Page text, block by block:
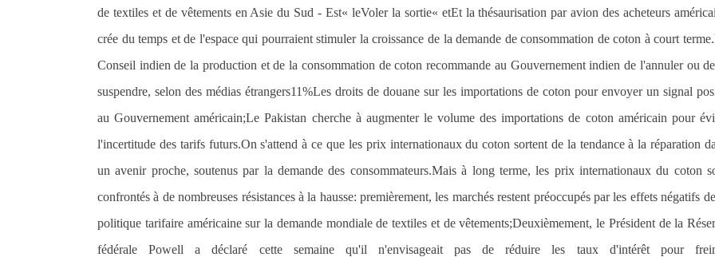
de textiles et de vêtements en Asie du Sud - Est« leVoler la sortie« etEt la thésaurisation par avion des acheteurs
crée du temps et de l'espace qui pourraient stimuler la croissance de la demande de consommation de coton à court
Conseil indien de la production et de la consommation de coton recommande au Gouvernement indien de l'annuler ou
suspendre, selon des médias étrangers11%Les droits de douane sur les importations de coton pour envoyer un signal
au Gouvernement américain;Le Pakistan cherche à augmenter le volume des importations de coton américain pour
l'incertitude des tarifs futurs.On s'attend à ce que les prix internationaux du coton sortent de la tendance à la réparation
un avenir proche, soutenus par la demande des consommateurs.Mais à long terme, les prix internationaux du coton
confrontés à de nombreuses résistances à la hausse: premièrement, les marchés restent préoccupés par les effets négatifs
politique tarifaire américaine sur la demande mondiale de textiles et de vêtements;Deuxièmement, le Président de la
fédérale Powell a déclaré cette semaine qu'il n'envisageait pas de réduire les taux d'intérêt pour